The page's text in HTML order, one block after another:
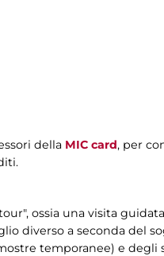
della MIC card, per
ossia una visita
diverso a seconda del
temporanee) e